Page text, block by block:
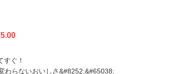
5.00
すぐ！
わらないおいしさ&#8252;&#65038;